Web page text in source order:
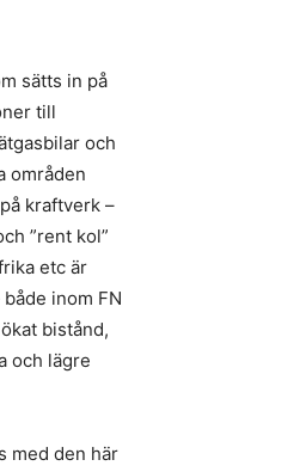
sätts in på
till
och
områden
kraftverk –
”rent kol”
etc är
inom FN
bistånd,
och lägre
med den här